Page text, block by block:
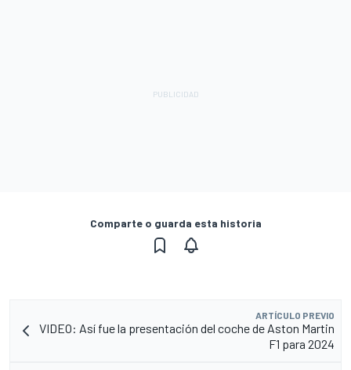
Comparte o guarda esta historia
ARTÍCULO PREVIO
VIDEO: Así fue la presentación del coche de Aston Martin
F1 para 2024